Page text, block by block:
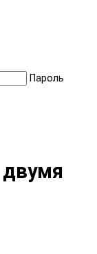
Пароль
двумя